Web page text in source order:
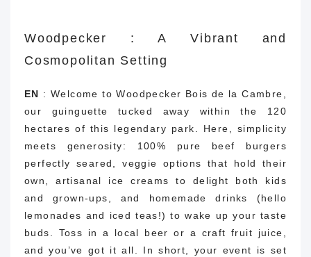
Woodpecker : A Vibrant and
Cosmopolitan Setting
EN : Welcome to Woodpecker Bois de la Cambre,
our guinguette tucked away within the 120
hectares of this legendary park. Here, simplicity
meets generosity: 100% pure beef burgers
perfectly seared, veggie options that hold their
own, artisanal ice creams to delight both kids
and grown-ups, and homemade drinks (hello
lemonades and iced teas!) to wake up your taste
buds. Toss in a local beer or a craft fruit juice,
and you’ve got it all. In short, your event is set